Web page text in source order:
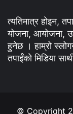
त्यतिमात्र होइन,
योजना, आयोजना,
हुनेछ । हाम्रो
तपाईंको मिडिया
© Copyright